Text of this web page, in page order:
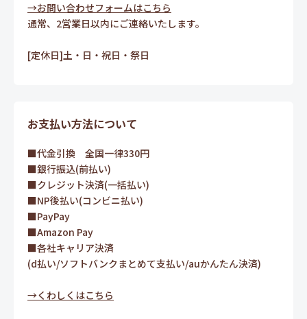
→お問い合わせフォームはこちら
通常、2営業日以内にご連絡いたします。
[定休日]土・日・祝日・祭日
お支払い方法について
■代金引換 全国一律330円
■銀行振込(前払い)
■クレジット決済(一括払い)
■NP後払い(コンビニ払い)
■PayPay
■Amazon Pay
■各社キャリア決済
(d払い/ソフトバンクまとめて支払い/auかんたん決済)
→くわしくはこちら